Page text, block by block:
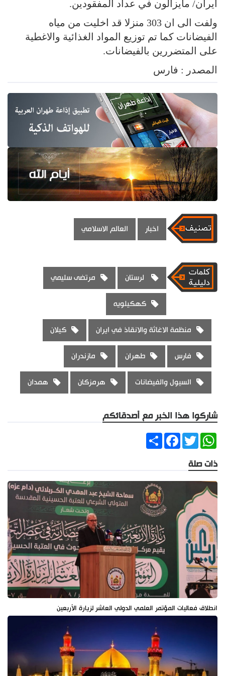
ايران/ مايزالون في عداد المفقودين.
ولفت الى ان 303 منزلا قد اخليت من مياه
الفيضانات كما تم توزيع المواد الغذائية والاغطية
على المتضررين بالفيضانات.
المصدر : فارس
اخبار العالم الاسلامي
لرستان مرتضى سليمي
كهكيلويه
منظمة الاغاثة والانقاذ في ايران كيلان
فارس طهران مازندران
السيول والفيضانات هرمزكان همدان
شاركوا هذا الخبر مع أصدقائكم
ShareFacebookTwitter
WhatsApp
ذات صلة
انطلاق فعاليات المؤتمر العلمي الدولي العاشر لزيارة الأربعين